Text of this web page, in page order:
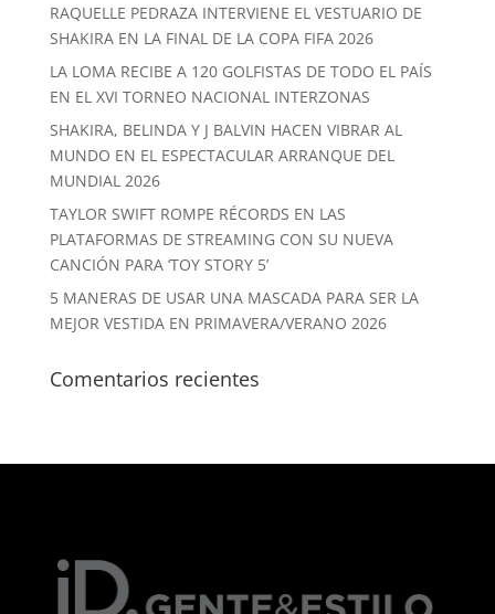
RAQUELLE PEDRAZA INTERVIENE EL VESTUARIO DE
SHAKIRA EN LA FINAL DE LA COPA FIFA 2026
LA LOMA RECIBE A 120 GOLFISTAS DE TODO EL PAÍS
EN EL XVI TORNEO NACIONAL INTERZONAS
SHAKIRA, BELINDA Y J BALVIN HACEN VIBRAR AL
MUNDO EN EL ESPECTACULAR ARRANQUE DEL
MUNDIAL 2026
TAYLOR SWIFT ROMPE RÉCORDS EN LAS
PLATAFORMAS DE STREAMING CON SU NUEVA
CANCIÓN PARA ‘TOY STORY 5’
5 MANERAS DE USAR UNA MASCADA PARA SER LA
MEJOR VESTIDA EN PRIMAVERA/VERANO 2026
Comentarios recientes